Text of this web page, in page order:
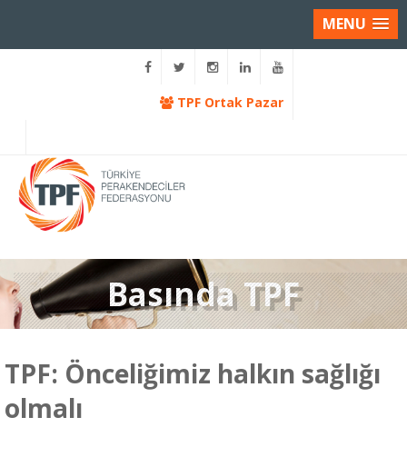
MENU
TPF Ortak Pazar
Basında TPF
TPF: Önceliğimiz halkın sağlığı
olmalı